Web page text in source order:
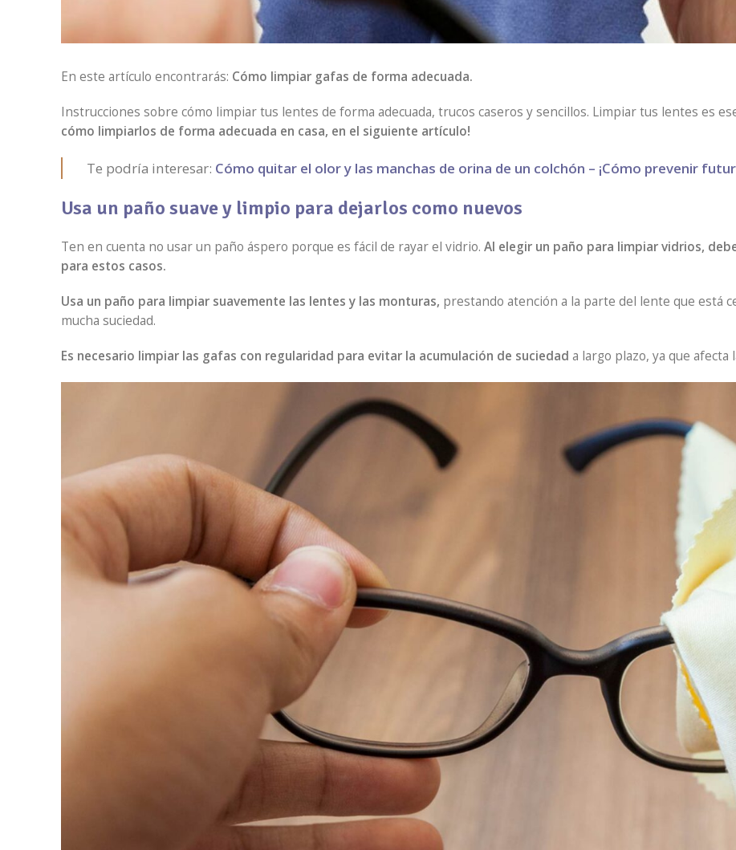
En este artículo encontrarás: Cómo limpiar gafas de forma adecuada.
Instrucciones sobre cómo limpiar tus lentes de forma adecuada, trucos caseros y sencillos. Limpiar tus lentes es
cómo limpiarlos de forma adecuada en casa, en el siguiente artículo!
Te podría interesar: Cómo quitar el olor y las manchas de orina de un colchón – ¡Cómo prevenir
Usa un paño suave y limpio para dejarlos como nuevos
Ten en cuenta no usar un paño áspero porque es fácil de rayar el vidrio. Al elegir un paño para limpiar vidrios,
para estos casos.
Usa un paño para limpiar suavemente las lentes y las monturas, prestando atención a la parte del lente que está
mucha suciedad.
Es necesario limpiar las gafas con regularidad para evitar la acumulación de suciedad a largo plazo, ya que